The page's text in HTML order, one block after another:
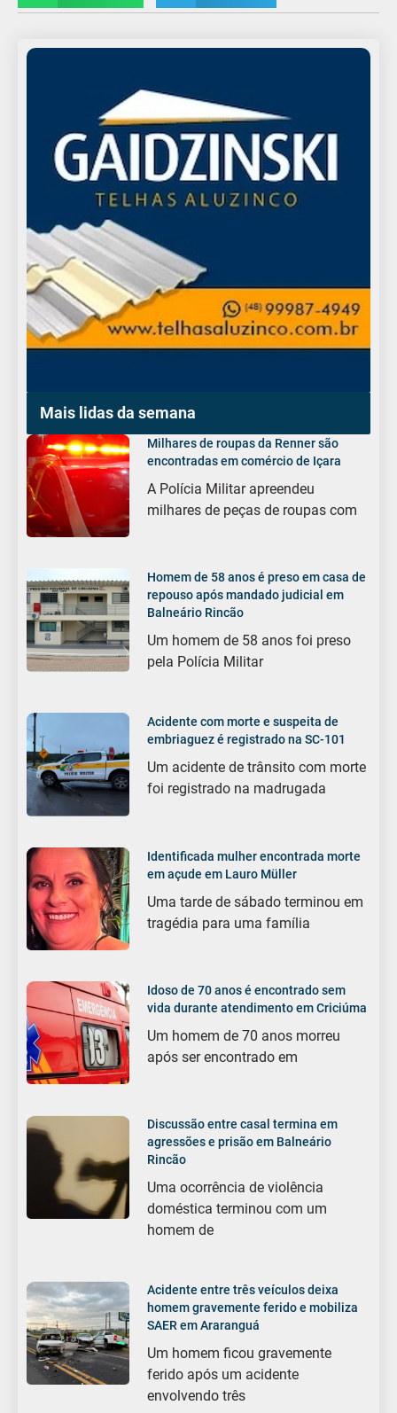
Mais lidas da semana
Milhares de roupas da Renner são
encontradas em comércio de Içara
A Polícia Militar apreendeu
milhares de peças de roupas com
Homem de 58 anos é preso em casa de
repouso após mandado judicial em
Balneário Rincão
Um homem de 58 anos foi preso
pela Polícia Militar
Acidente com morte e suspeita de
embriaguez é registrado na SC-101
Um acidente de trânsito com morte
foi registrado na madrugada
Identificada mulher encontrada morte
em açude em Lauro Müller
Uma tarde de sábado terminou em
tragédia para uma família
Idoso de 70 anos é encontrado sem
vida durante atendimento em Criciúma
Um homem de 70 anos morreu
após ser encontrado em
Discussão entre casal termina em
agressões e prisão em Balneário
Rincão
Uma ocorrência de violência
doméstica terminou com um
homem de
Acidente entre três veículos deixa
homem gravemente ferido e mobiliza
SAER em Araranguá
Um homem ficou gravemente
ferido após um acidente
envolvendo três